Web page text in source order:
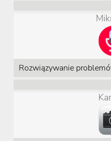
Rozwiązywanie